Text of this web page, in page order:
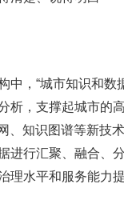
中，“城市知识和
析，支撑起城市的
、知识图谱等新技
进行汇聚、融合、
理水平和服务能力提